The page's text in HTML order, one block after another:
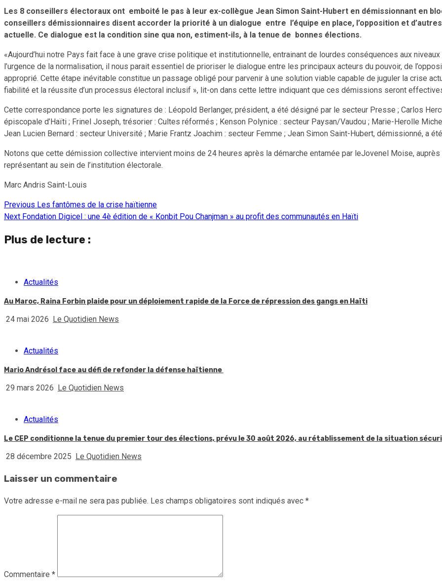
Les 8 conseillers électoraux ont emboité le pas à leur ex-collègue Jean Simon Saint-Hubert en démissionnant en
conseillers démissionnaires disent accorder la priorité à un dialogue entre l’équipe en place, l’opposition et
actuelle. Ce dialogue est la condition sine qua non, estiment-ils, à la tenue de bonnes élections.
«Aujourd’hui notre Pays fait face à une grave crise politique et institutionnelle, entrainant de lourdes conséquences aux
l’urgence de la normalisation, il nous parait essentiel de prioriser le dialogue entre les principaux acteurs du pouvoir, de
approprié. Cette étape inévitable constitue un passage obligé pour parvenir à une solution viable capable de juguler la crise
fiabilité et la réussite d’un processus électoral inclusif », lit-on dans cette lettre indiquant que ces démissions seront
Cette correspondance porte les signatures de : Léopold Berlanger, président, a été désigné par le secteur Presse ; Carlos
épiscopale d’Haïti ; Frinel Joseph, trésorier : Cultes réformés ; Kenson Polynice : secteur Paysan/Vaudou ; Marie-Herolle
Jean Lucien Bernard : secteur Université ; Marie Frantz Joachim : secteur Femme ; Jean Simon Saint-Hubert, démissionné, a
Notons que cette démission collective intervient moins de 24 heures après la démarche entamée par leJovenel Moise,
représentant au sein de l’institution électorale.
Marc Andris Saint-Louis
Continue
Previous Les fantômes de la crise haïtienne
Next Fondation Digicel : une 4è édition de « Konbit Pou Chanjman » au profit des communautés en Haïti
Plus de lecture :
Actualités
Au Maroc, Raina Forbin plaide pour un déploiement rapide de la Force de répression des gangs en Haïti
24 mai 2026 Le Quotidien News
Actualités
Mario Andrésol face au défi de refonder la défense haïtienne
29 mars 2026 Le Quotidien News
Actualités
Le CEP conditionne la tenue du premier tour des élections, prévu le 30 août 2026, au rétablissement de la situation
28 décembre 2025 Le Quotidien News
Laisser un commentaire
Votre adresse e-mail ne sera pas publiée. Les champs obligatoires sont indiqués avec *
Commentaire *